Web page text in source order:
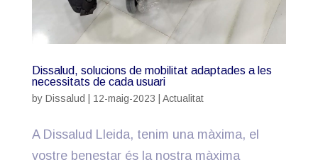
Dissalud, solucions de mobilitat adaptades a les
necessitats de cada usuari
by Dissalud 12-maig-2023 Actualitat
A Dissalud Lleida, tenim una màxima, el
vostre benestar és la nostra màxima